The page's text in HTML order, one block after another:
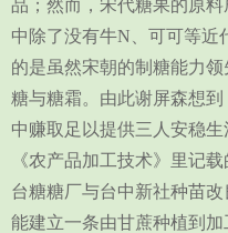
品；然而，宋代糖果的原
中除了没有牛N、可可等近
的是虽然宋朝的制糖能力
糖与糖霜。由此谢屏森想
中赚取足以提供三人安稳
《农产品加工技术》里记
台糖糖厂与台中新社种苗
能建立一条由甘蔗种植到